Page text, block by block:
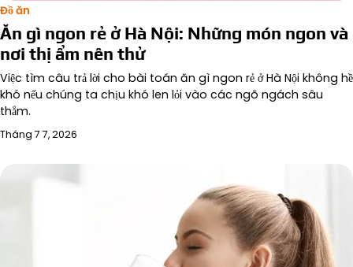
Đồ ăn
Ăn gì ngon rẻ ở Hà Nội: Những món ngon và
nơi thị ẩm nên thử
Việc tìm câu trả lời cho bài toán ăn gì ngon rẻ ở Hà Nội không hề
khó nếu chúng ta chịu khó len lỏi vào các ngõ ngách sâu
thẳm.
Tháng 7 7, 2026